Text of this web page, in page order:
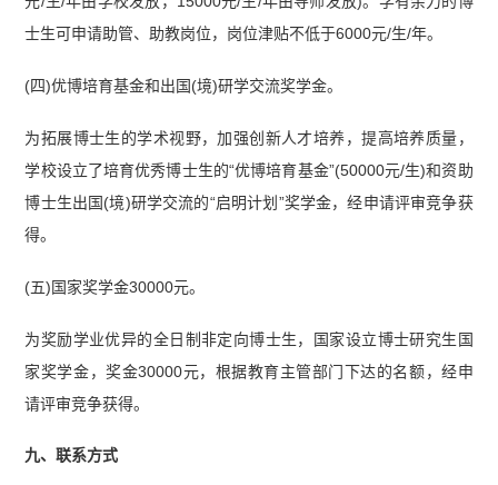
士生可申请助管、助教岗位，岗位津贴不低于6000元/生/年。
(四)优博培育基金和出国(境)研学交流奖学金。
为拓展博士生的学术视野，加强创新人才培养，提高培养质量，
学校设立了培育优秀博士生的“优博培育基金”(50000元/生)和资助
博士生出国(境)研学交流的“启明计划”奖学金，经申请评审竞争获
得。
(五)国家奖学金30000元。
为奖励学业优异的全日制非定向博士生，国家设立博士研究生国
家奖学金，奖金30000元，根据教育主管部门下达的名额，经申
请评审竞争获得。
九、联系方式